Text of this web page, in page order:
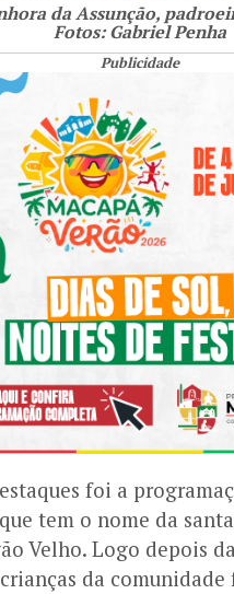
da Assunção,
Fotos: Gabriel Penha
Publicidade
foi a
tem o nome da
Velho. Logo depois
da comunidade